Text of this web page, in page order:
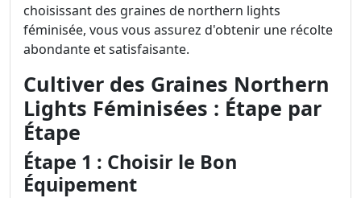
choisissant des graines de northern lights
féminisée, vous vous assurez d'obtenir une récolte
abondante et satisfaisante.
Cultiver des Graines Northern
Lights Féminisées : Étape par
Étape
Étape 1 : Choisir le Bon
Équipement